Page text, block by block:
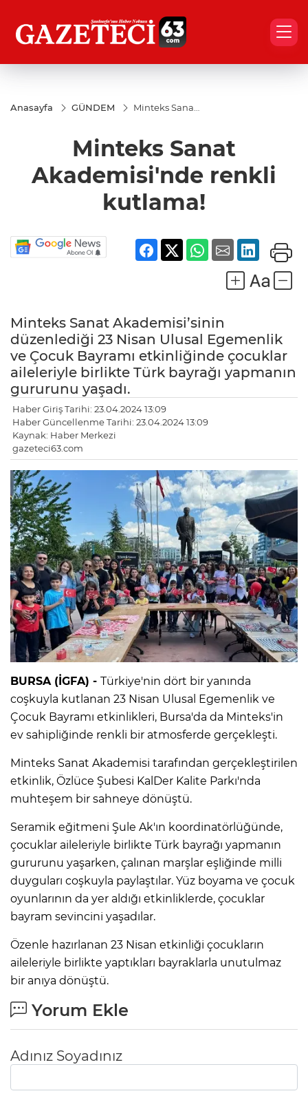
Anasayfa GÜNDEM
Minteks Sanat
kutlama!
Minteks Sanat
Akademisi'nde renkli
kutlama!
Minteks Sanat Akademisi’sinin
düzenlediği 23 Nisan Ulusal Egemenlik
ve Çocuk Bayramı etkinliğinde çocuklar
aileleriyle birlikte Türk bayrağı yapmanın
gururunu yaşadı.
Haber Giriş Tarihi: 23.04.2024 13:09
Haber Güncellenme Tarihi: 23.04.2024 13:09
Kaynak: Haber Merkezi
gazeteci63.com
BURSA (İGFA) - Türkiye'nin dört bir yanında
coşkuyla kutlanan 23 Nisan Ulusal Egemenlik ve
Çocuk Bayramı etkinlikleri, Bursa'da da Minteks'in
ev sahipliğinde renkli bir atmosferde gerçekleşti.
Minteks Sanat Akademisi tarafından gerçekleştirilen
etkinlik, Özlüce Şubesi KalDer Kalite Parkı'nda
muhteşem bir sahneye dönüştü.
Seramik eğitmeni Şule Ak'ın koordinatörlüğünde,
çocuklar aileleriyle birlikte Türk bayrağı yapmanın
gururunu yaşarken, çalınan marşlar eşliğinde milli
duyguları coşkuyla paylaştılar. Yüz boyama ve çocuk
oyunlarının da yer aldığı etkinliklerde, çocuklar
bayram sevincini yaşadılar.
Özenle hazırlanan 23 Nisan etkinliği çocukların
aileleriyle birlikte yaptıkları bayraklarla unutulmaz
bir anıya dönüştü.
Yorum Ekle
Adınız Soyadınız